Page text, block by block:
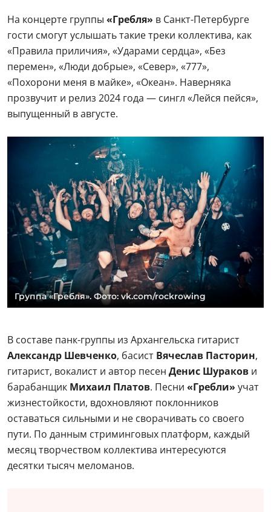
На концерте группы «Гребля» в Санкт-Петербурге
гости смогут услышать такие треки коллектива, как
«Правила приличия», «Ударами сердца», «Без
перемен», «Люди добрые», «Север», «777»,
«Похорони меня в майке», «Океан». Наверняка
прозвучит и релиз 2024 года — сингл «Лейся пейся»,
выпущенный в августе.
Группа «Гребля». Фото: vk.com/rockrowing
В составе панк-группы из Архангельска гитарист
Александр Шевченко, басист Вячеслав Пасторин,
гитарист, вокалист и автор песен Денис Шураков и
барабанщик Михаил Платов. Песни «Гребли» учат
жизнестойкости, вдохновляют поклонников
оставаться сильными и не сворачивать со своего
пути. По данным стриминговых платформ, каждый
месяц творчеством коллектива интересуются
десятки тысяч меломанов.